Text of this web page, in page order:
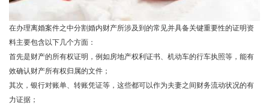
在办理离婚案件之中分割婚内财产所涉及到的常见并具备关键重要性的证明资
料主要包含以下几个方面：
首先是财产的所有权证明，例如房地产权利证书、机动车的行车执照等，能有
效确认财产所有权归属的文件；
其次，银行对账单、转账凭证等，这些都可以作为夫妻之间财务流动状况的有
力证据；